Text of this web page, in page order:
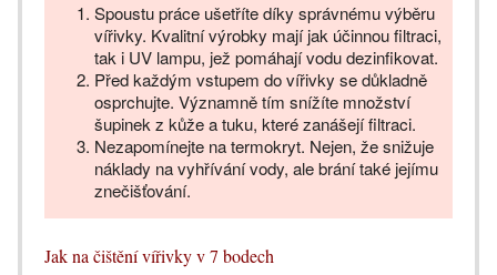
Spoustu práce ušetříte díky správnému výběru
vířivky. Kvalitní výrobky mají jak účinnou filtraci,
tak i UV lampu, jež pomáhají vodu dezinfikovat.
Před každým vstupem do vířivky se důkladně
osprchujte. Významně tím snížíte množství
šupinek z kůže a tuku, které zanášejí filtraci.
Nezapomínejte na termokryt. Nejen, že snižuje
náklady na vyhřívání vody, ale brání také jejímu
znečišťování.
Jak na čištění vířivky v 7 bodech